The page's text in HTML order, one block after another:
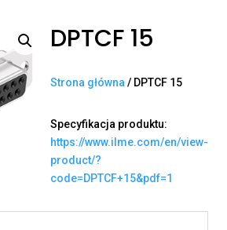
DPTCF 15
Strona główna / DPTCF 15
Specyfikacja produktu:
https://www.ilme.com/en/view-
product/?
code=DPTCF+15&pdf=1